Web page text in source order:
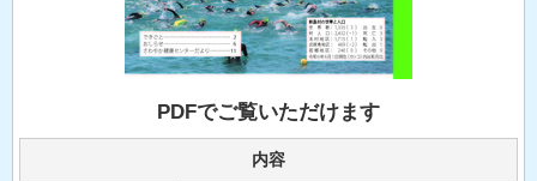
PDFでご覧いただけます
内容